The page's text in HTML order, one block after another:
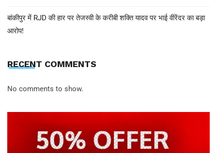
बांकीपुर में RJD की हार पर तेजस्वी के करीबी शक्ति यादव पर भाई वीरेंदर का बड़ा
आरोप!
RECENT COMMENTS
No comments to show.